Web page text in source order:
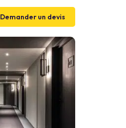
Demander un devis